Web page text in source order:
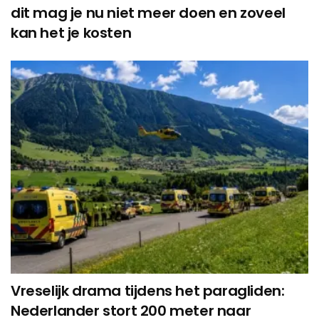
dit mag je nu niet meer doen en zoveel
kan het je kosten
Vreselijk drama tijdens het paragliden:
Nederlander stort 200 meter naar